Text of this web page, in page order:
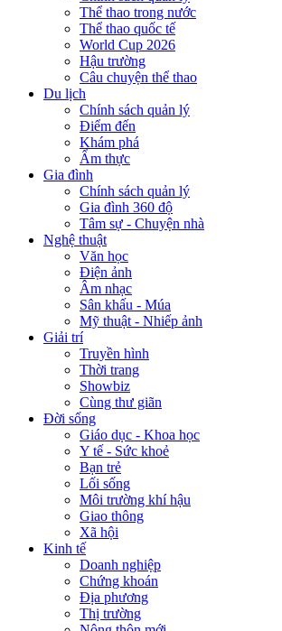
Thể thao trong nước
Thể thao quốc tế
World Cup 2026
Hậu trường
Câu chuyện thể thao
Du lịch
Chính sách quản lý
Điểm đến
Khám phá
Ẩm thực
Gia đình
Chính sách quản lý
Gia đình 360 độ
Tâm sự - Chuyện nhà
Nghệ thuật
Văn học
Điện ảnh
Âm nhạc
Sân khấu - Múa
Mỹ thuật - Nhiếp ảnh
Giải trí
Truyền hình
Thời trang
Showbiz
Cùng thư giãn
Đời sống
Giáo dục - Khoa học
Y tế - Sức khoẻ
Bạn trẻ
Lối sống
Môi trường khí hậu
Giao thông
Xã hội
Kinh tế
Doanh nghiệp
Chứng khoán
Địa phương
Thị trường